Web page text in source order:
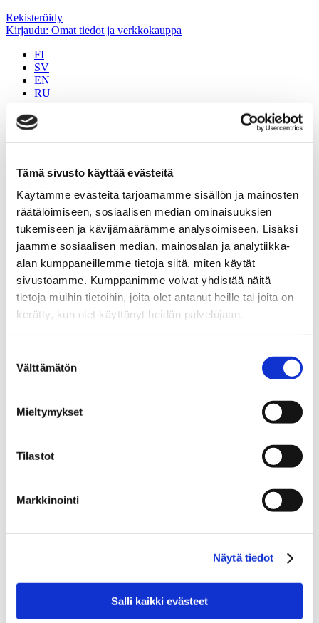
Tämä sivusto käyttää evästeitä
Käytämme evästeitä tarjoamamme sisällön ja mainosten
räätälöimiseen, sosiaalisen median ominaisuuksien
tukemiseen ja kävijämäärämme analysoimiseen. Lisäksi
jaamme sosiaalisen median, mainosalan ja analytiikka-
alan kumppaneillemme tietoja siitä, miten käytät
sivustoamme. Kumppanimme voivat yhdistää näitä
tietoja muihin tietoihin, joita olet antanut heille tai joita on
kerätty, kun olet käyttänyt heidän palvelujaan.
valinta
Välttämätön
Mieltymykset
Tilastot
Markkinointi
Näytä tiedot
Salli kaikki evästeet
Rekisteröidy
Kirjaudu: Omat tiedot ja verkkokauppa
FI
SV
EN
RU
Olet tässä:
StepUp
Ajankohtaista
Uusia musiikkiteatteritunteja 9–12 -vuotiaille
20.7.2020
Uusia musiikkiteatteritunteja 9–12 -
vuotiaille
Syyskauden uutuutena tarjoamme kaikille avoimia Skene-
musiikkiteatteritunteja nyt myös 9-12 -vuotiaille.
Musiikkiteatteritunnit jakautuvat musiikkiteatterin eri osa alueisiin;
lauluun, näyttelijäntyöhön ja musikaalitanssiin. Tunnit
18.8. alkaen seuraavasti:
12 v. Suvi
sunnuntaisin klo 13.30–14.30 Skene avoin lapset (laulu) 9–12
sunnuntaisin klo 14.30–15.30 Skene avoin lapset (tanssi) 9–
12 v. Elina
Maria Alanko
Avoimien musiikkiteatterituntien hinnat määräytyvät tunnin pituuden
Avoimet ovet Tapanilassa 11.8. 05.8.2026
Syyskauden 2026 uutuuksia 04.8.2026
Syyskauden avajaisrieha 15.8.2026